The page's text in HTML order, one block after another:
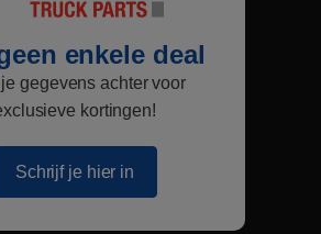
enkele deal
je gegevens achter voor
kortingen!
Schrijf je hier in